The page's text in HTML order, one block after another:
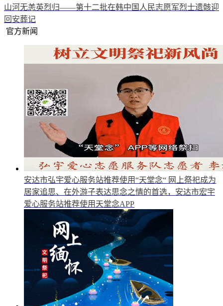
山河无恙英烈归——第十二批在韩中国人民志愿军烈士遗骸迎
回安葬记
官方新闻
安达市弘宇爱心服务站推荐使用“天堂念“ 网上祭祀成为
居家追思、在外游子表达思念之情的首选，安达市宏宇
爱心服务站推荐使用天堂念APP